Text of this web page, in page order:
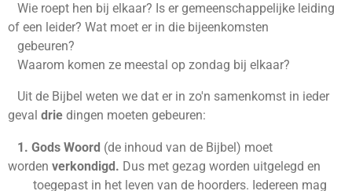
Wie roept hen bij elkaar? Is er gemeenschappelijke leiding
of een leider? Wat moet er in die bijeenkomsten
gebeuren?
Waarom komen ze meestal op zondag bij elkaar?
Uit de Bijbel weten we dat er in zo'n samenkomst in ieder
geval drie dingen moeten gebeuren:
1. Gods Woord (de inhoud van de Bijbel) moet
worden verkondigd. Dus met gezag worden uitgelegd en
toegepast in het leven van de hoorders. Iedereen mag